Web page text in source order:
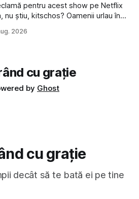
pentru acest show pe Netflix
nu știu, kitschos? Oamenii urlau în
uri... așa că am zis pas. Apoi ceva,
2026
cu grație
by Ghost
cu grație
decât să te bată ei pe tine